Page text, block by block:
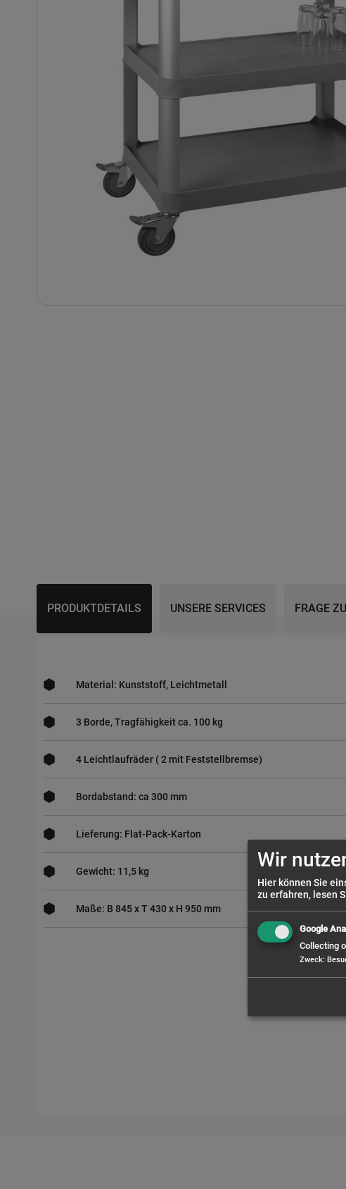
PRODUKTDETAILS
Material: Kunststoff, Leichtmetall
3 Borde, Tragfähigkeit ca. 100 kg
4 Leichtlaufräder ( 2 mit Feststellbremse)
Bordabstand: ca 300 mm
Lieferung: Flat-Pack-Karton
Gewicht: 11,5 kg
Maße: B 845 x T 430 x H 950 mm
UNSERE SERVICES FRAGE
Wir
Hier können Sie
zu erfahren, lesen
Google
Collecting
Zweck: